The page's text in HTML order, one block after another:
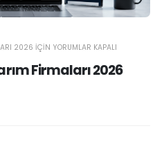
2026 IÇIN YORUMLAR KAPALI
Firmaları 2026